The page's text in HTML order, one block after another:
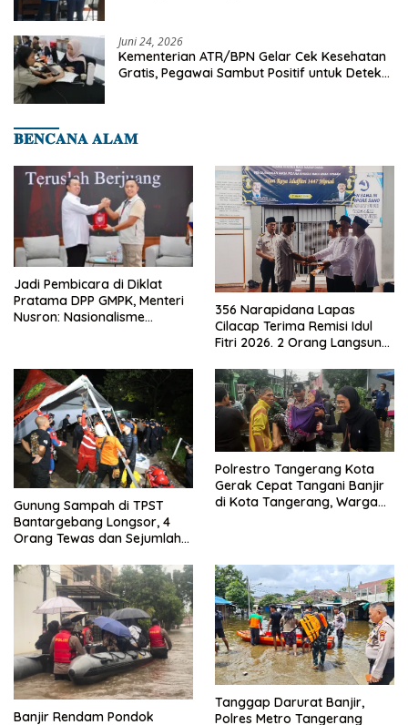
Juni 24, 2026
Kementerian ATR/BPN Gelar Cek Kesehatan
Gratis, Pegawai Sambut Positif untuk Deteksi
𝐁𝐄𝐍𝐂𝐀𝐍𝐀 𝐀𝐋𝐀𝐌
Jadi Pembicara di Diklat
Pratama DPP GMPK, Menteri
Nusron: Nasionalisme
356 Narapidana Lapas
Cilacap Terima Remisi Idul
Fitri 2026. 2 Orang Langsung
Gunung Sampah di TPST
Bantargebang Longsor, 4
Orang Tewas dan Sejumlah
Polrestro Tangerang Kota
Gerak Cepat Tangani Banjir
di Kota Tangerang, Warga
Banjir Rendam Pondok
Tanggap Darurat Banjir,
Polres Metro Tangerang